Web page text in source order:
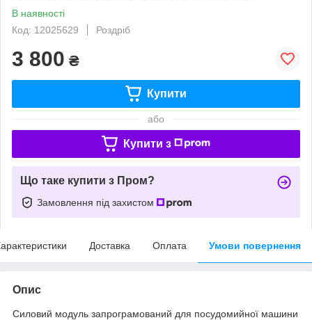
В наявності
Код: 12025629
Роздріб
3 800 ₴
Купити
або
Купити з
Що таке купити з Пром?
Замовлення під захистом
Доставка Оплата Умови повернення
Опис
Силовий модуль запрограмований для посудомийної машини